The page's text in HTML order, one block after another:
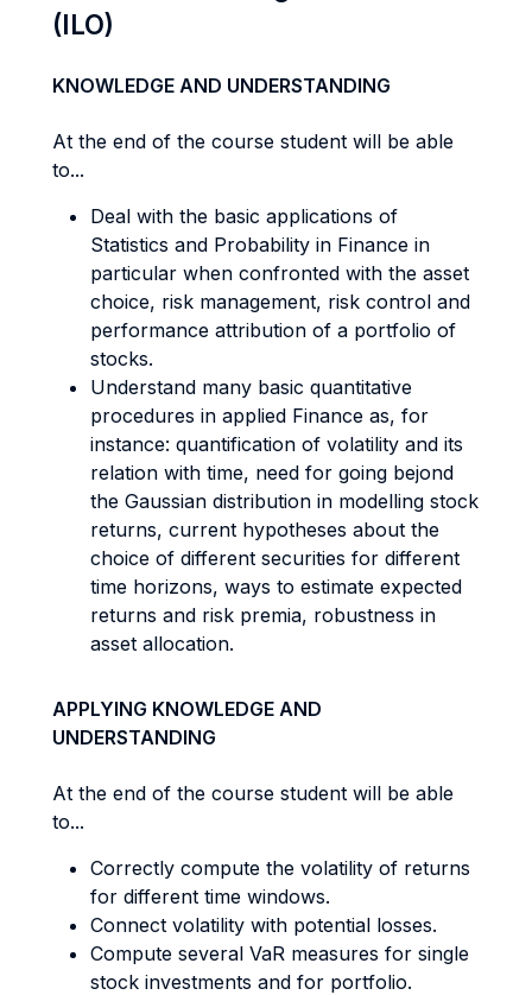
(ILO)
KNOWLEDGE AND UNDERSTANDING
At the end of the course student will be able
to...
Deal with the basic applications of
Statistics and Probability in Finance in
particular when confronted with the asset
choice, risk management, risk control and
performance attribution of a portfolio of
stocks.
Understand many basic quantitative
procedures in applied Finance as, for
instance: quantification of volatility and its
relation with time, need for going bejond
the Gaussian distribution in modelling stock
returns, current hypotheses about the
choice of different securities for different
time horizons, ways to estimate expected
returns and risk premia, robustness in
asset allocation.
APPLYING KNOWLEDGE AND
UNDERSTANDING
At the end of the course student will be able
to...
Correctly compute the volatility of returns
for different time windows.
Connect volatility with potential losses.
Compute several VaR measures for single
stock investments and for portfolio.